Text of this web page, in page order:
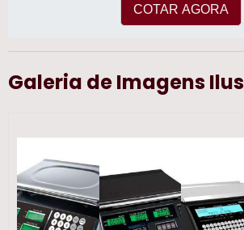
COTAR AGORA
Galeria de Imagens